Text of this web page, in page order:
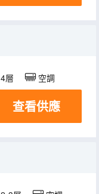
4層 空調
查看供應